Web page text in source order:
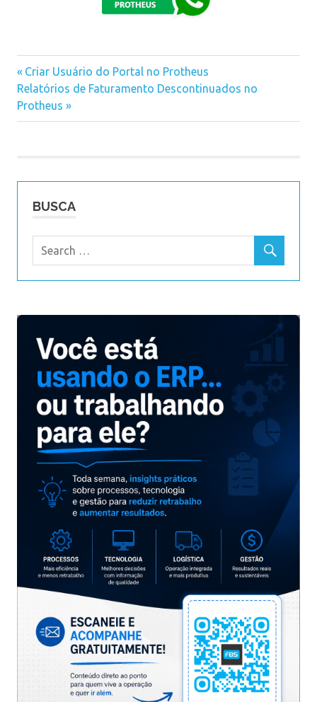
Navegação
de
Previous
Post:
Criar Usuário do Portal no Protheus
Next
Post:
Relatórios de Faturamento Descontinuados no
Protheus
BUSCA